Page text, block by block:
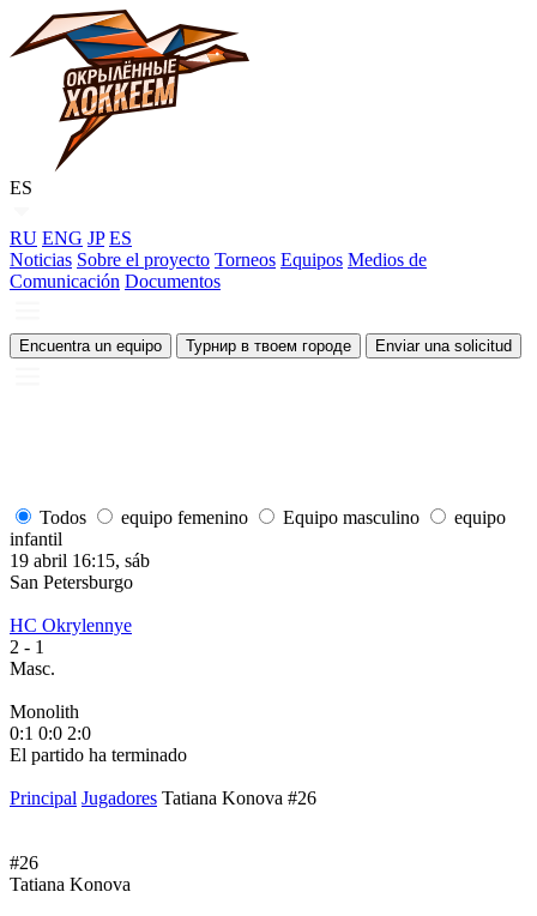
ES
RU ENG JP ES
Noticias Sobre el proyecto Torneos Equipos Medios de
Comunicación Documentos
Encuentra un equipo Турнир в твоем городе Enviar una solicitud
Todos equipo femenino Equipo masculino
equipo
infantil
19 abril 16:15, sáb
San Petersburgo
HC Okrylennye
2 - 1
Masc.
Monolith
0:1 0:0 2:0
El partido ha terminado
Principal Jugadores Tatiana Konova #26
#26
Tatiana Konova